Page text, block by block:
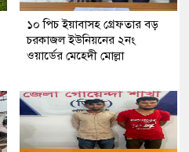
১০ পিচ ইয়াবাসহ গ্রেফতার বড়
চরকাজল ইউনিয়নের ২নং
ওয়ার্ডের মেহেদী মোল্লা